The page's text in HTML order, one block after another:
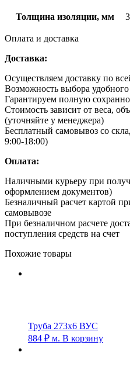
Толщина изоляции, мм 3
Оплата и доставка
Доставка:
Осуществляем доставку по
Возможность выбора
Гарантируем полную
Стоимость зависит от веса,
(уточняйте у менеджера)
Бесплатный самовывоз со
9:00-18:00)
Оплата:
Наличными курьеру при
оформлением документов)
Безналичный расчет картой
самовывозе
При безналичном расчете
поступления средств на счет
Похожие товары
Труба 273х6 ВУС
884 ₽ м. В корзину